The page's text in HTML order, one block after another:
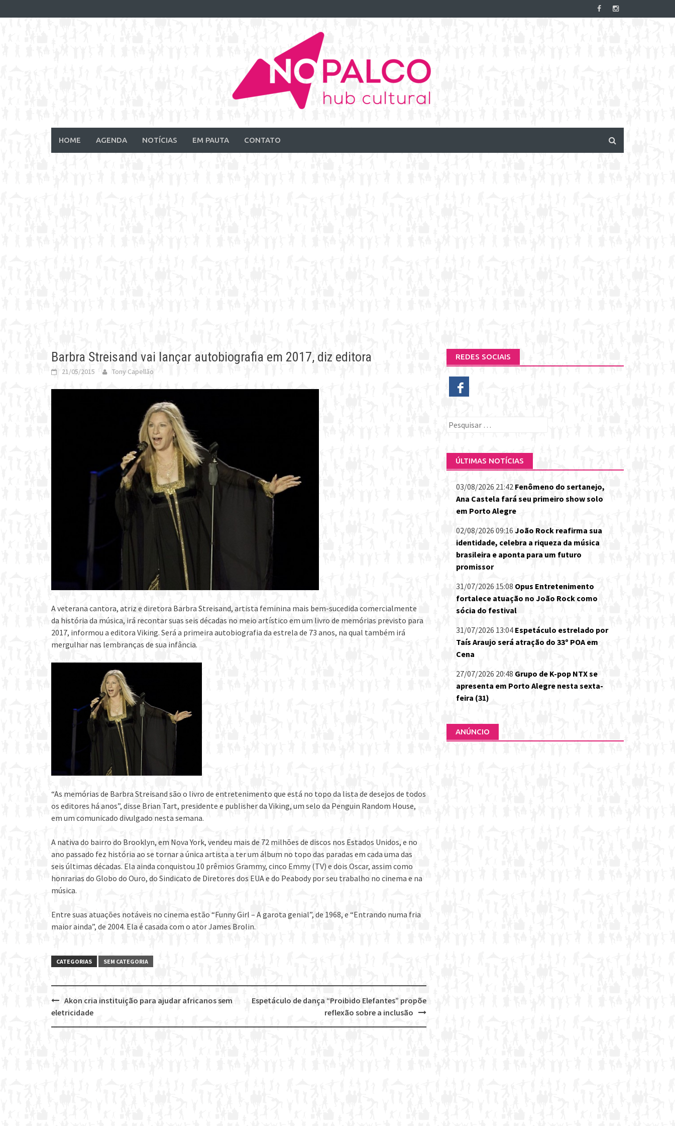
to
HOME AGENDA NOTÍCIAS EM PAUTA CONTATO
Barbra Streisand vai lançar autobiografia em 2017, diz editora
21/05/2015 Tony Capellão
A veterana cantora, atriz e diretora Barbra Streisand, artista feminina mais bem-sucedida comercialmente
da história da música, irá recontar suas seis décadas no meio artístico em um livro de memórias previsto para
2017, informou a editora Viking. Será a primeira autobiografia da estrela de 73 anos, na qual também irá
mergulhar nas lembranças de sua infância.
“As memórias de Barbra Streisand são o livro de entretenimento que está no topo da lista de desejos de todos
os editores há anos”, disse Brian Tart, presidente e publisher da Viking, um selo da Penguin Random House,
em um comunicado divulgado nesta semana.
A nativa do bairro do Brooklyn, em Nova York, vendeu mais de 72 milhões de discos nos Estados Unidos, e no
ano passado fez história ao se tornar a única artista a ter um álbum no topo das paradas em cada uma das
seis últimas décadas. Ela ainda conquistou 10 prêmios Grammy, cinco Emmy (TV) e dois Oscar, assim como
honrarias do Globo do Ouro, do Sindicato de Diretores dos EUA e do Peabody por seu trabalho no cinema e na
música.
Entre suas atuações notáveis no cinema estão “Funny Girl – A garota genial”, de 1968, e “Entrando numa fria
maior ainda”, de 2004. Ela é casada com o ator James Brolin.
CATEGORIAS SEM CATEGORIA
Post
navigation
Espetáculo de dança “Proibido Elefantes” propõe
reflexão sobre a inclusão
Akon cria instituição para ajudar africanos sem
eletricidade
REDES SOCIAIS
Pesquisar
ÚLTIMAS NOTÍCIAS
03/08/2026 21:42 Fenômeno do sertanejo,
Ana Castela fará seu primeiro show solo
em Porto Alegre
02/08/2026 09:16 João Rock reafirma sua
identidade, celebra a riqueza da música
brasileira e aponta para um futuro
promissor
31/07/2026 15:08 Opus Entretenimento
fortalece atuação no João Rock como
sócia do festival
31/07/2026 13:04 Espetáculo estrelado por
Taís Araujo será atração do 33º POA em
Cena
27/07/2026 20:48 Grupo de K-pop NTX se
apresenta em Porto Alegre nesta sexta-
feira (31)
ANÚNCIO